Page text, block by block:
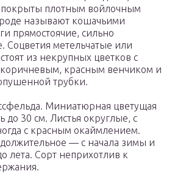
покрыты плотным войлочным
называют кошачьими
прямостоячие, сильно
Соцветия метельчатые или
из некрупных цветков с
красным венчиком и
трубки.
Миниатюрная цветущая
до 30 см. Листья округлые, с
с красным окаймлением.
— с начала зимы и
лета. Сорт неприхотлив к